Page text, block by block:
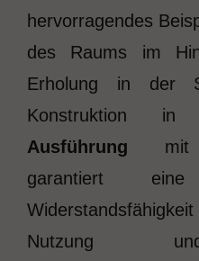
hervorragendes
des Raums im
Erholung in der
Konstruktion
Ausführung mit
garantiert eine
Nutzung